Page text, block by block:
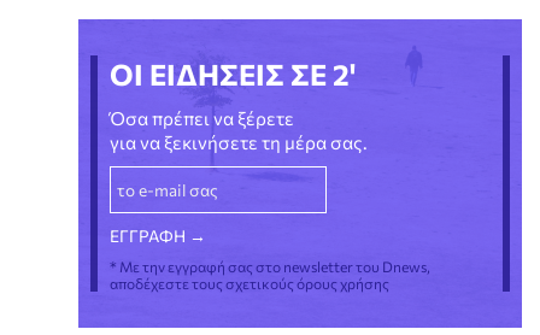
ΟΙ ΕΙΔΗΣΕΙΣ ΣΕ 2'
Όσα πρέπει να ξέρετε
για να ξεκινήσετε τη μέρα σας.
* Με την εγγραφή σας στο newsletter του Dnews,
αποδέχεστε τους σχετικούς όρους χρήσης